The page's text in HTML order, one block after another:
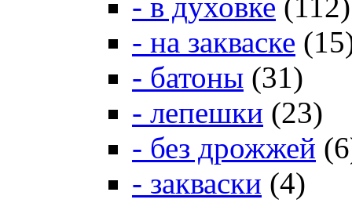
- на закваске
- батоны (31)
- лепешки (23)
- без дрожжей
- закваски (4)